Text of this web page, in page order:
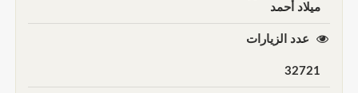
ميلاد أحمد
عدد الزيارات
32721